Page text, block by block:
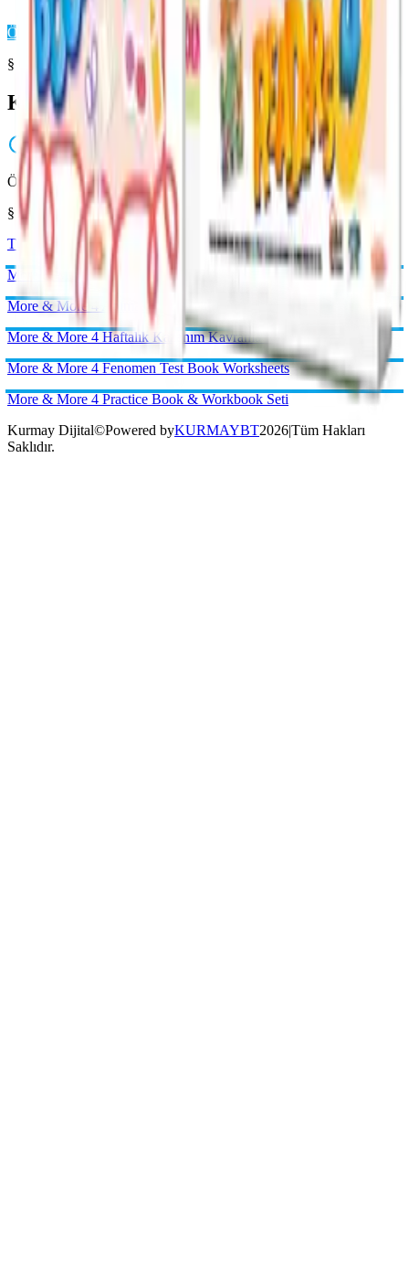
Örnek Sayfaları Aç
§ Örnek Sayfalar
Kitabı yakından inceleyin
Önizleme hazırlanıyor...
§ Aynı Kategoriden
Tümünü gör →
Kurmay Dijital©Powered byKURMAYBT2026|Tüm Hakları
Saklıdır.